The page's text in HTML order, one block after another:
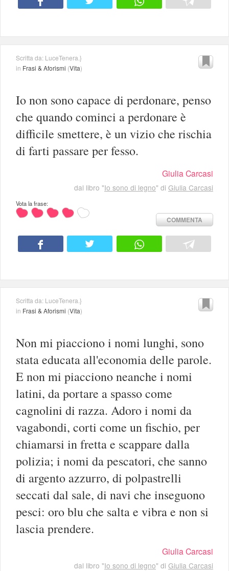
Scritta da: LuceTenera.}
in Frasi & Aforismi (Vita)
Io non sono capace di perdonare, penso
che quando cominci a perdonare è
difficile smettere, è un vizio che rischia
di farti passare per fesso.
Giulia Carcasi
dal libro "Io sono di legno" di Giulia Carcasi
Vota la frase:
COMMENTA
Scritta da: LuceTenera.}
in Frasi & Aforismi (Vita)
Non mi piacciono i nomi lunghi, sono
stata educata all'economia delle parole.
E non mi piacciono neanche i nomi
latini, da portare a spasso come
cagnolini di razza. Adoro i nomi da
vagabondi, corti come un fischio, per
chiamarsi in fretta e scappare dalla
polizia; i nomi da pescatori, che sanno
di argento azzurro, di polpastrelli
seccati dal sale, di navi che inseguono
pesci: oro blu che salta e vibra e non si
lascia prendere.
Giulia Carcasi
dal libro "Io sono di legno" di Giulia Carcasi